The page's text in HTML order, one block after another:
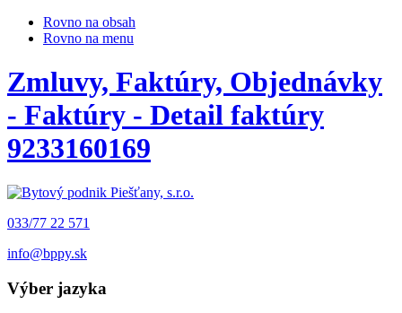
Rovno na obsah
Rovno na menu
Zmluvy, Faktúry, Objednávky
- Faktúry - Detail faktúry
9233160169
033/77 22 571
info@bppy.sk
Výber jazyka